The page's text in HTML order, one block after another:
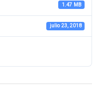
1.47 MB
julio 23, 2018